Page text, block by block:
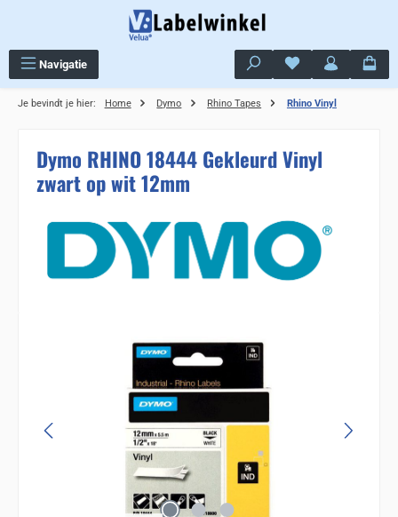
Navigatie Je hebt 0 items op
Je bevindt je hier: Home Dymo Rhino Tapes Rhino Vinyl
Dymo RHINO 18444 Gekleurd Vinyl
zwart op wit 12mm